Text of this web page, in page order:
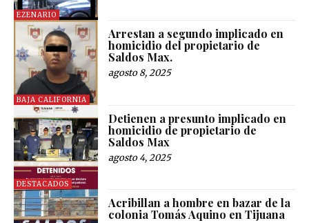
EZENARIO
BAJA CALIFORNIA
Arrestan a segundo implicado en
homicidio del propietario de
Saldos Max.
agosto 8, 2025
DESTACADOS
Detienen a presunto implicado en
homicidio de propietario de
Saldos Max
agosto 4, 2025
Acribillan a hombre en bazar de la
colonia Tomás Aquino en Tijuana